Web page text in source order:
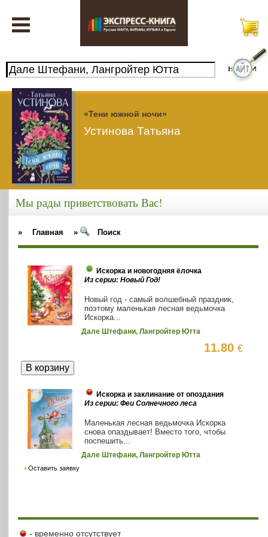
«Тени южной ночи»
Устинова Татьяна
Мы рады приветствовать Вас!
» Главная » Поиск
Искорка и новогодняя ёлочка
Из серии: Новый Год!
Новый год - самый волшебный праздник,
поэтому маленькая лесная ведьмочка
Искорка...
Дале Штефани, Лангройтер Ютта
11.80€
Искорка и заклинание от опоздания
Из серии: Феи Солнечного леса
Маленькая лесная ведьмочка Искорка
снова опаздывает! Вместо того, чтобы
поспешить...
Дале Штефани, Лангройтер Ютта
Оставить заявку
- временно отсутствует